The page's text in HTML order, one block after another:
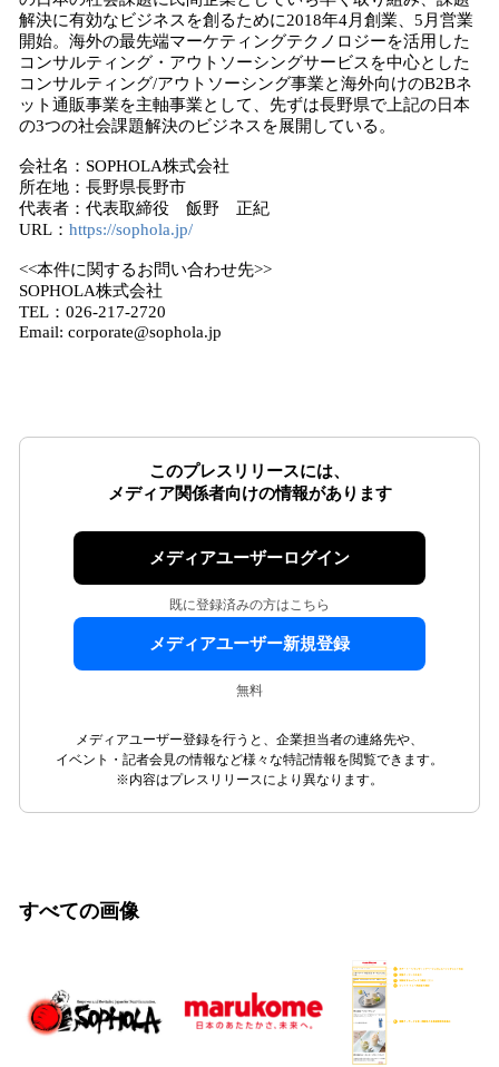
解決に有効なビジネスを創るために2018年4月創業、5月営業
開始。海外の最先端マーケティングテクノロジーを活用した
コンサルティング・アウトソーシングサービスを中心とした
コンサルティング/アウトソーシング事業と海外向けのB2Bネ
ット通販事業を主軸事業として、先ずは長野県で上記の日本
の3つの社会課題解決のビジネスを展開している。
会社名：SOPHOLA株式会社
所在地：長野県長野市
代表者：代表取締役 飯野 正紀
URL： https://sophola.jp/
<<本件に関するお問い合わせ先>>
SOPHOLA株式会社
TEL：026-217-2720
Email: corporate@sophola.jp
このプレスリリースには、
メディア関係者向けの情報があります
メディアユーザーログイン
既に登録済みの方はこちら
メディアユーザー新規登録
無料
メディアユーザー登録を行うと、企業担当者の連絡先や、
イベント・記者会見の情報など様々な特記情報を閲覧できます。
※内容はプレスリリースにより異なります。
すべての画像